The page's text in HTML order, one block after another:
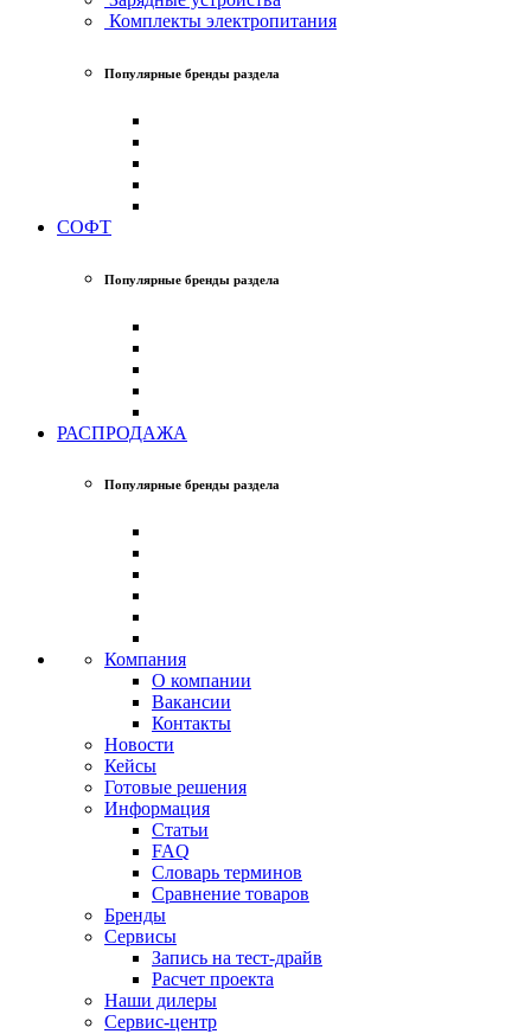
Комплекты электропитания
Популярные бренды раздела
СОФТ
Популярные бренды раздела
РАСПРОДАЖА
Популярные бренды раздела
Компания
О компании
Вакансии
Контакты
Новости
Кейсы
Готовые решения
Информация
Статьи
FAQ
Словарь терминов
Сравнение товаров
Бренды
Сервисы
Запись на тест-драйв
Расчет проекта
Наши дилеры
Сервис-центр